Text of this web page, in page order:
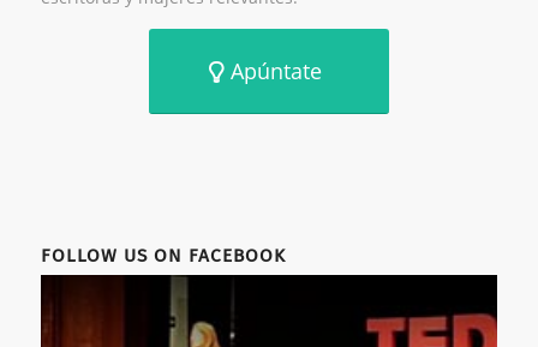
Apúntate
FOLLOW US ON FACEBOOK